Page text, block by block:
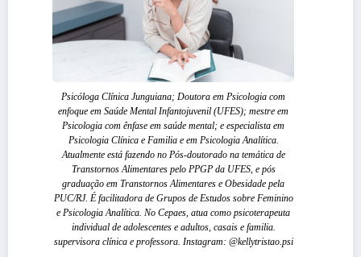
Psicóloga Clínica Junguiana; Doutora em Psicologia com
enfoque em Saúde Mental Infantojuvenil (UFES); mestre em
Psicologia com ênfase em saúde mental; e especialista em
Psicologia Clínica e Familia e em Psicologia Analítica.
Atualmente está fazendo no Pós-doutorado na temática de
Transtornos Alimentares pelo PPGP da UFES, e pós
graduação em Transtornos Alimentares e Obesidade pela
PUC/RJ. É facilitadora de Grupos de Estudos sobre Feminino
e Psicologia Analítica. No Cepaes, atua como psicoterapeuta
individual de adolescentes e adultos, casais e familia.
supervisora clínica e professora. Instagram: @kellytristao.psi